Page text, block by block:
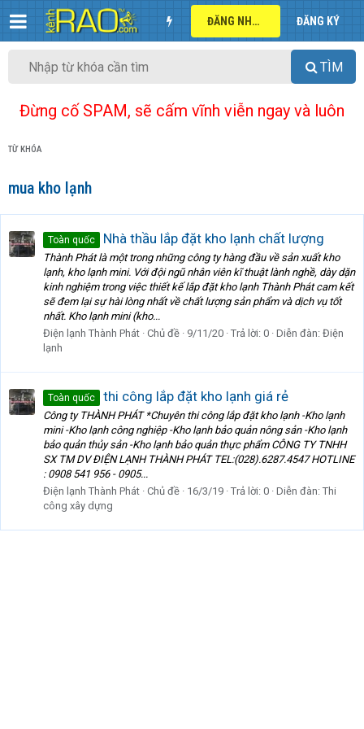
ĐĂNG NHẬP ĐĂNG KÝ
TÌM
Đừng cố SPAM, sẽ cấm vĩnh viễn ngay và luôn
TỪ KHÓA
mua kho lạnh
Toàn quốc Nhà thầu lắp đặt kho lạnh chất lượng
Thành Phát là một trong những công ty hàng đầu về sản xuất kho
lạnh, kho lạnh mini. Với đội ngũ nhân viên kĩ thuật lành nghề, dày dặn
kinh nghiệm trong việc thiết kế lắp đặt kho lạnh Thành Phát cam kết
sẽ đem lại sự hài lòng nhất về chất lượng sản phẩm và dịch vụ tốt
nhất. Kho lạnh mini (kho...
Điện lạnh Thành Phát Chủ đề 9/11/20 Trả lời: 0 Diễn đàn: Điện
lạnh
Toàn quốc thi công lắp đặt kho lạnh giá rẻ
Công ty THÀNH PHÁT *Chuyên thi công lắp đặt kho lạnh -Kho lạnh
mini -Kho lạnh công nghiệp -Kho lạnh bảo quản nông sản -Kho lạnh
bảo quản thủy sản -Kho lạnh bảo quản thực phẩm CÔNG TY TNHH
SX TM DV ĐIỆN LẠNH THÀNH PHÁT TEL:(028).6287.4547 HOTLINE
: 0908 541 956 - 0905...
Điện lạnh Thành Phát Chủ đề 16/3/19 Trả lời: 0 Diễn đàn: Thi
công xây dựng